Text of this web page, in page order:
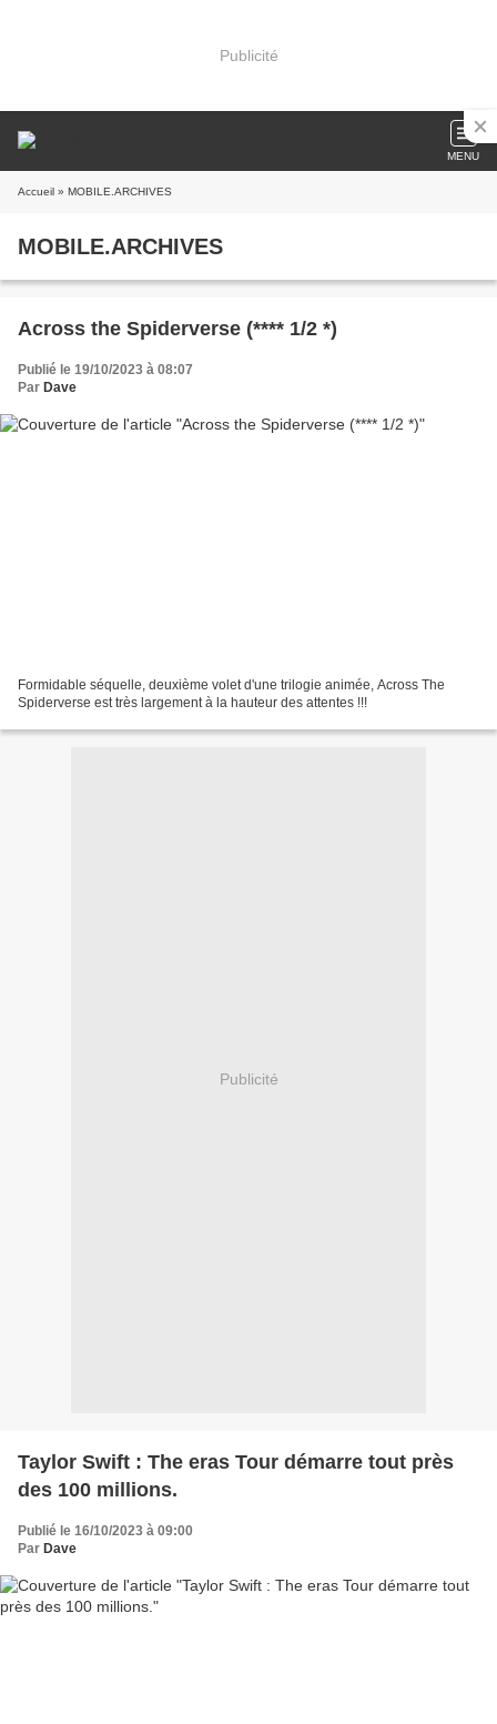
Publicité
MENU
Accueil » MOBILE.ARCHIVES
MOBILE.ARCHIVES
Across the Spiderverse (**** 1/2 *)
Publié le 19/10/2023 à 08:07
Par Dave
Formidable séquelle, deuxième volet d'une trilogie animée, Across The
Spiderverse est très largement à la hauteur des attentes !!!
Publicité
Taylor Swift : The eras Tour démarre tout près
des 100 millions.
Publié le 16/10/2023 à 09:00
Par Dave